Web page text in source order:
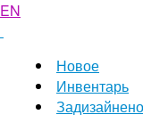
EN
Новое
Инвентарь
Задизайнено